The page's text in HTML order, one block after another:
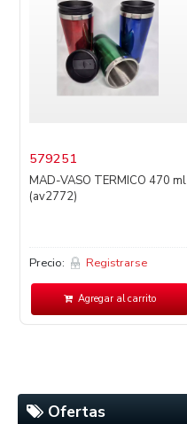
579251
MAD-VASO TERMICO 470 ml
(av2772)
Precio: Registrarse
Agregar al carrito
Ofertas